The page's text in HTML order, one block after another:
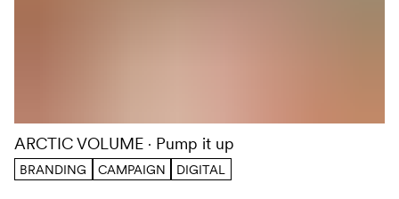
ARCTIC VOLUME Pump it up
BRANDING CAMPAIGN DIGITAL